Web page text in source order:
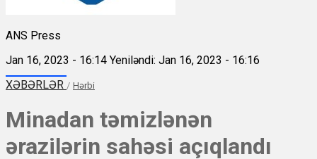
ANS Press
Jan 16, 2023 - 16:14 Yeniləndi: Jan 16, 2023 - 16:16
XƏBƏRLƏR / Hərbi
Minadan təmizlənən
ərazilərin sahəsi açıqlandı